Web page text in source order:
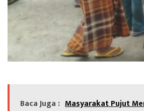
Baca Juga : Masyarakat Pujut